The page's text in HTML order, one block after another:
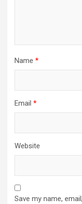
Name *
Email *
Website
Save my name,